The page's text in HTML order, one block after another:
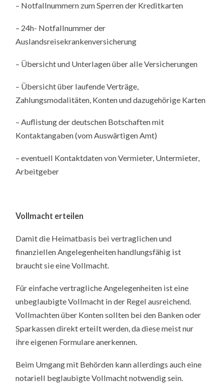
– Notfallnummern zum Sperren der Kreditkarten
– 24h- Notfallnummer der
Auslandsreisekrankenversicherung
– Übersicht und Unterlagen über alle Versicherungen
– Übersicht über laufende Verträge,
Zahlungsmodalitäten, Konten und dazugehörige Karten
– Auflistung der deutschen Botschaften mit
Kontaktangaben (vom Auswärtigen Amt)
– eventuell Kontaktdaten von Vermieter, Untermieter,
Arbeitgeber
Vollmacht erteilen
Damit die Heimatbasis bei vertraglichen und
finanziellen Angelegenheiten handlungsfähig ist
braucht sie eine Vollmacht.
Für einfache vertragliche Angelegenheiten ist eine
unbeglaubigte Vollmacht in der Regel ausreichend.
Vollmachten über Konten sollten bei den Banken oder
Sparkassen direkt erteilt werden, da diese meist nur
ihre eigenen Formulare anerkennen.
Beim Umgang mit Behörden kann allerdings auch eine
notariell beglaubigte Vollmacht notwendig sein.